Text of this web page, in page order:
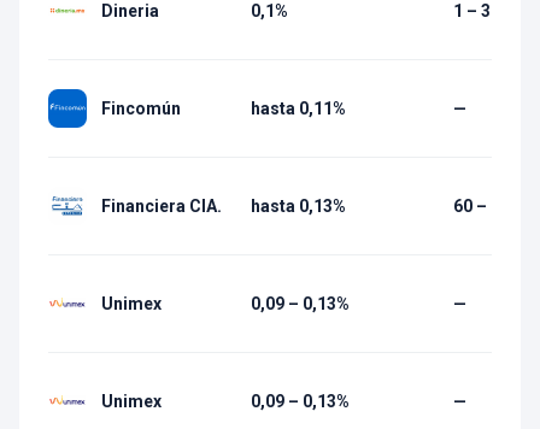
Dineria 0,1% 1 – 30 días
Fincomún hasta 0,11% —
Financiera CIA. hasta 0,13% 60 – 1 080
Unimex 0,09 – 0,13% —
Unimex 0,09 – 0,13% —